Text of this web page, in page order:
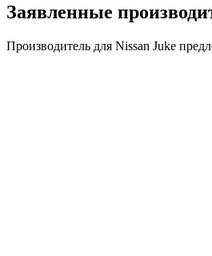
Заявленные
Производитель для Nissan Juke